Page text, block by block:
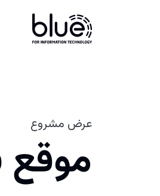
عرض مشروع